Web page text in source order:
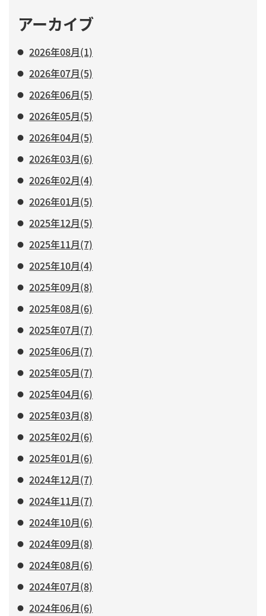
アーカイブ
2026年08月(1)
2026年07月(5)
2026年06月(5)
2026年05月(5)
2026年04月(5)
2026年03月(6)
2026年02月(4)
2026年01月(5)
2025年12月(5)
2025年11月(7)
2025年10月(4)
2025年09月(8)
2025年08月(6)
2025年07月(7)
2025年06月(7)
2025年05月(7)
2025年04月(6)
2025年03月(8)
2025年02月(6)
2025年01月(6)
2024年12月(7)
2024年11月(7)
2024年10月(6)
2024年09月(8)
2024年08月(6)
2024年07月(8)
2024年06月(6)